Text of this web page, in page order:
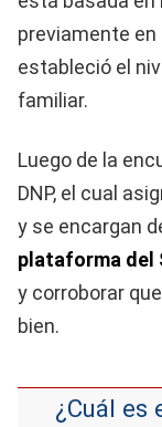
previamente en
estableció el
familiar.
Luego de la
DNP, el cual
y se encargan
plataforma del
y corroborar
bien.
¿Cuál es